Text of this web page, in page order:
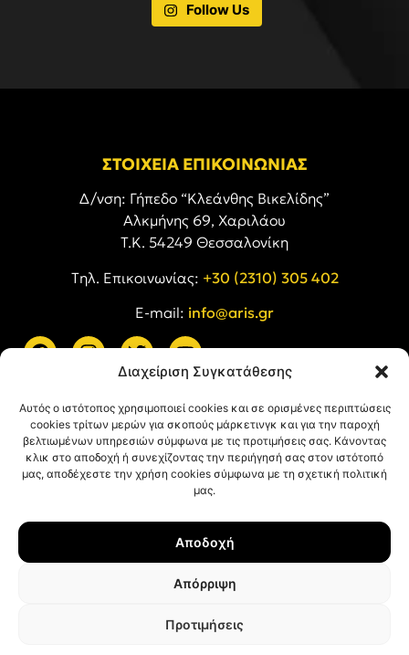
Διαχείριση Συγκατάθεσης
Αυτός ο ιστότοπος χρησιμοποιεί cookies και σε ορισμένες περιπτώσεις
cookies τρίτων μερών για σκοπούς μάρκετινγκ και για την παροχή
βελτιωμένων υπηρεσιών σύμφωνα με τις προτιμήσεις σας. Κάνοντας
κλικ στο αποδοχή ή συνεχίζοντας την περιήγησή σας στον ιστότοπό
μας, αποδέχεστε την χρήση cookies σύμφωνα με τη σχετική πολιτική
μας.
Αποδοχή
Απόρριψη
Προτιμήσεις
Follow Us
ΣΤΟΙΧΕΙΑ ΕΠΙΚΟΙΝΩΝΙΑΣ
Δ/νση: Γήπεδο “Κλεάνθης Βικελίδης”
Αλκμήνης 69, Χαριλάου
Τ.Κ. 54249 Θεσσαλονίκη
Tηλ. Επικοινωνίας: +30 (2310) 305 402
E-mail: info@aris.gr
Όροι Χρήσης
Πολιτική Cookies
© ΑΡΗΣ Α.Σ. All rights reserved.